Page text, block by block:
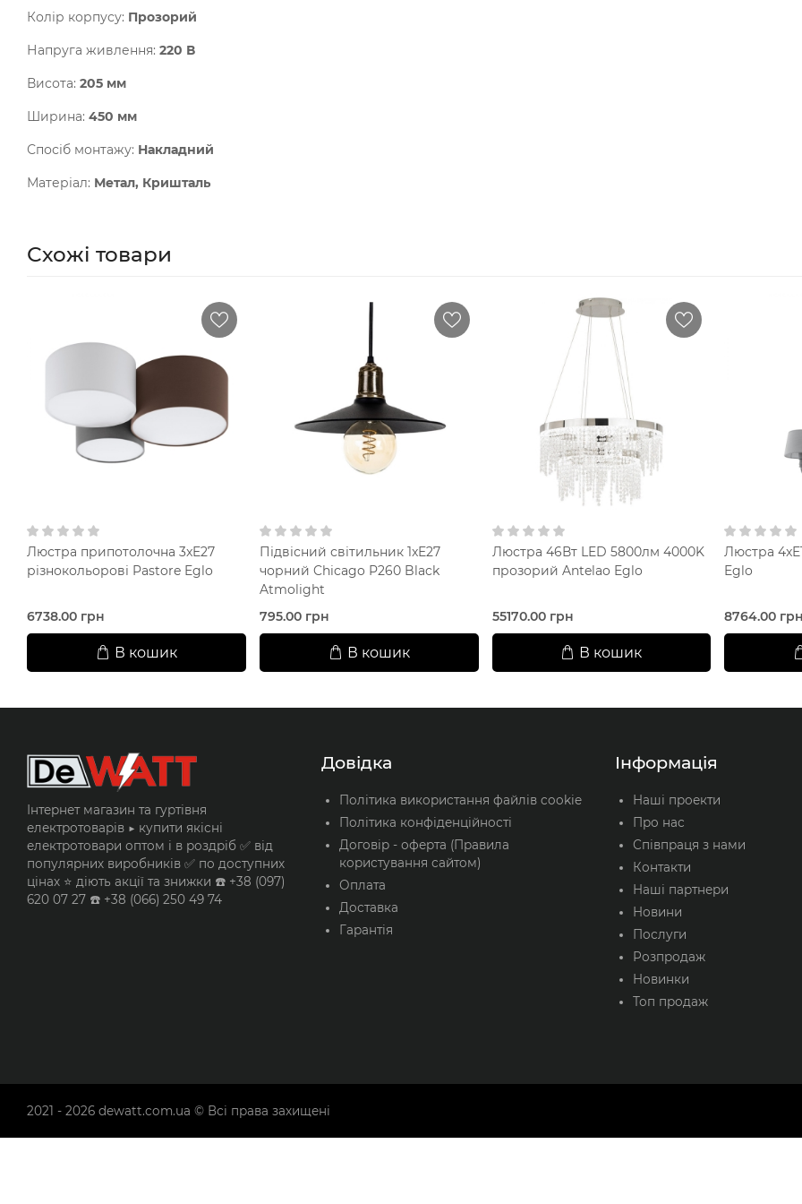
Колір корпусу: Прозорий
Напруга живлення: 220 В
Висота: 205 мм
Ширина: 450 мм
Спосіб монтажу: Накладний
Матеріал: Метал, Кришталь
Схожі товари
Люстра припотолочна 3xE27
різнокольорові Pastore Eglo
6738.00 грн
В кошик
Підвісний світильник 1xE27
чорний Chicago P260 Black
Atmolight
795.00 грн
В кошик
Люстра 46Вт LED 5800лм 4000K
прозорий Antelao Eglo
55170.00 грн
В кошик
Люстра
Eglo
8764.00
Інтернет магазин та гуртівня
електротоварів ▶️ купити якісні
електротовари оптом і в роздріб ✅ від
популярних виробників ✅ по доступних
цінах ⭐ діють акції та знижки ☎️ +38 (097)
620 07 27 ☎️ +38 (066) 250 49 74
Довідка
Політика використання файлів cookie
Політика конфіденційності
Договір - оферта (Правила
користування сайтом)
Оплата
Доставка
Гарантія
Інформація
Наші проекти
Про нас
Співпраця з нами
Контакти
Наші партнери
Новини
Послуги
Розпродаж
Новинки
Топ продаж
2021 - 2026 dewatt.com.ua © Всі права захищені